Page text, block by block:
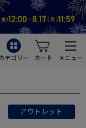
カテゴリー カート メニュー
アウトレット